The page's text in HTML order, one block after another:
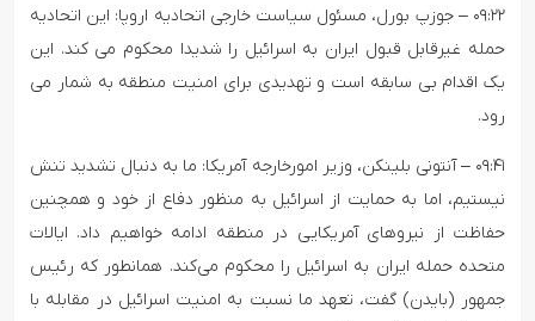
۰۹:۲۲ – جوزپ بورل، مسئول سیاست خارجی اتحادیه اروپا: این اتحادیه
حمله غیرقابل قبول ایران به اسرائیل را شدیدا محکوم می کند. این
یک اقدام بی سابقه است و تهدیدی برای امنیت منطقه به شمار می
رود.
۰۹:۴۱ – آنتونی بلینکن، وزیر امورخارجه آمریکا: ما به دنبال تشدید تنش
نیستیم، اما به حمایت از اسرائیل به منظور دفاع از خود و همچنین
حفاظت از نیروهای آمریکایی در منطقه ادامه خواهیم داد. ایالات
متحده حمله ایران به اسرائیل را محکوم می‌کند. همانطور که رئیس
جمهور (بایدن) گفت، تعهد ما نسبت به امنیت اسرائیل در مقابله با